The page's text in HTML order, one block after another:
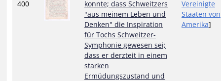
400
konnte; dass Schweitzers
"aus meinem Leben und
Denken" die Inspiration
für Tochs Schweitzer-
Symphonie gewesen sei;
dass er derzteit in einem
starken
Ermüdungszustand und
Vereinigte
Staaten von
Amerika]